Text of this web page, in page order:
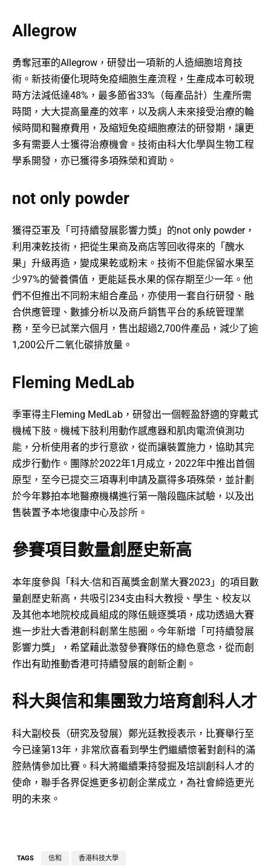
Allegrow
勇奪冠軍的Allegrow，研發出一項新的人造細胞培育技
術。新技術優化現時免疫細胞生產流程，生產成本可較現
時方法減低達48%，最多節省33%（每產品計）生產所需
時間，大大提高量產的效率，以及病人未來接受治療的輪
候時間和醫療費用，及縮短免疫細胞療法的研發期，讓更
多有需要人士獲得治療機會。技術由科大化學與生物工程
學系開發，亦已獲得多項殊榮和資助。
not only powder
獲得亞軍及「可持續發展影響力獎」的not only powder，
利用凍乾技術，把從生果商及商店等回收得來的「醜水
果」升級再造，變成果乾或粉末。技術不但能保留水果至
少97%的營養價值，更能延長水果的保存期至少一年。他
們不但推出不同粉末組合產品，亦使用一套自行研發、融
合供應管理、數據分析以及商戶銷售平台的系統管理業
務，至今已試業六個月，售出超過2,700件產品，減少了逾
1,200公斤二氧化碳排放量。
Fleming MedLab
季軍得主Fleming MedLab，研發出一個輕盈舒適的穿戴式
機械下肢。機械下肢利用動作感應器和肌肉電流偵測功
能，分析使用者的步行意欲，從而讓裝置施力，協助其完
成步行動作。團隊於2022年1月成立，2022年中推出首個
原型，至今已提交三項專利申請及嬴得多項殊榮，並計劃
於今年夥拍本地醫療機構進行第一階段臨床試驗，以及出
售裝置予本地復康中心及診所。
參賽項目數量創歷史新高
本年度參與「科大-信和百萬獎金創業大賽2023」的項目數
量創歷史新高，共吸引234支由科大教授、學生、校友以
及其他本地院校成員組成的隊伍競逐獎項，成功透過大賽
進一步壯大香港創科創業生態圈。今年新增「可持續發展
影響力獎」，希望藉此激發參賽隊伍的綠色意念，從而創
作出有助推動香港可持續發展的創新企劃。
科大與信和集團致力培育創科人才
科大副校長（研究及發展）鄭光廷教授表示，比賽舉行至
今已達第13年，非常欣喜看到學生們繼續懷著對創科的滿
腔熱情參加比賽。科大將繼續秉持發掘及培訓創科人才的
使命，聯手各界促進更多初創企業成立，為社會締造更光
明的未來。
TAGS 信和 香港科技大學